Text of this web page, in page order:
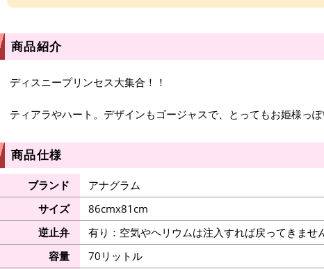
商品紹介
ディスニープリンセス大集合！！
ティアラやハート。デザインもゴージャスで、とってもお姫様っぽ
商品仕様
ブランド
アナグラム
サイズ
86cmx81cm
逆止弁
有り：空気やヘリウムは注入すれば戻ってきませ
容量
70リットル